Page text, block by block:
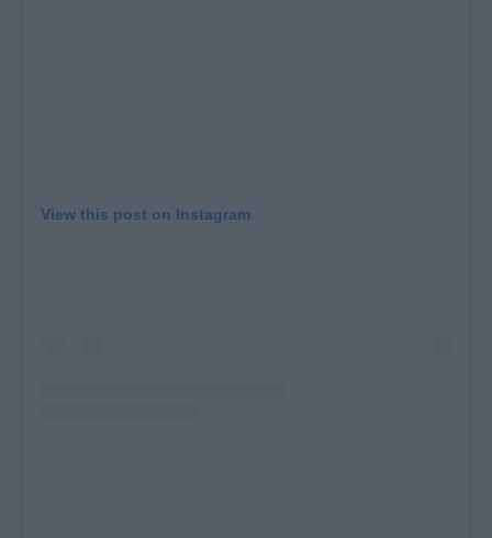
View this post on Instagram